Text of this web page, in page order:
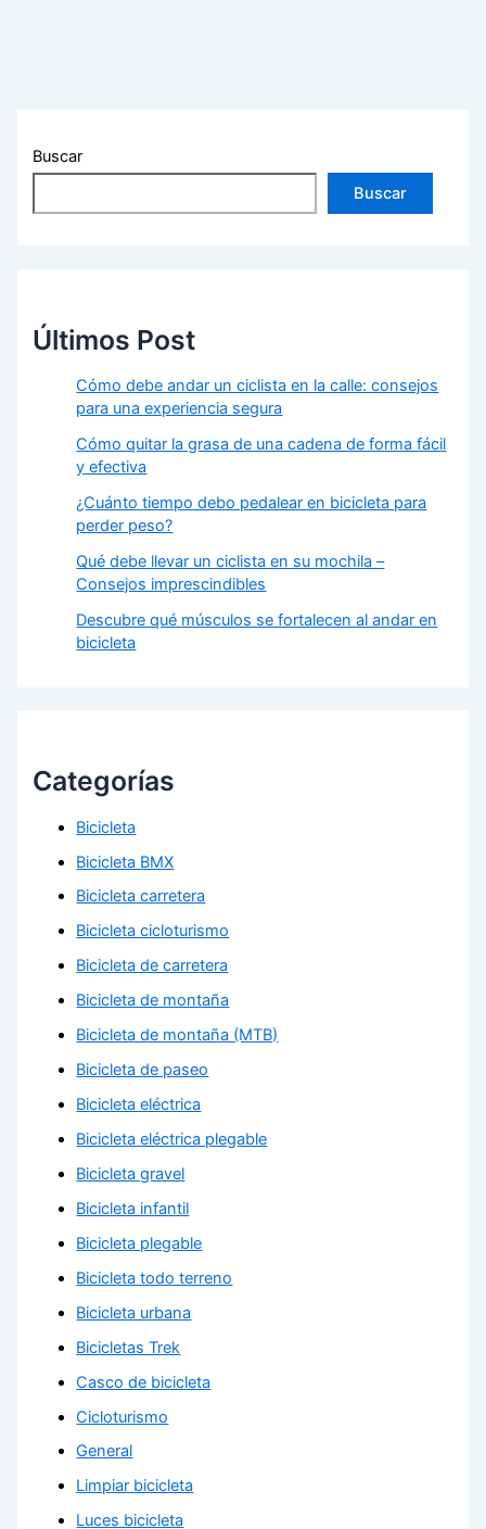
Buscar
Buscar
Últimos Post
Cómo debe andar un ciclista en la calle: consejos
para una experiencia segura
Cómo quitar la grasa de una cadena de forma fácil
y efectiva
¿Cuánto tiempo debo pedalear en bicicleta para
perder peso?
Qué debe llevar un ciclista en su mochila –
Consejos imprescindibles
Descubre qué músculos se fortalecen al andar en
bicicleta
Categorías
Bicicleta
Bicicleta BMX
Bicicleta carretera
Bicicleta cicloturismo
Bicicleta de carretera
Bicicleta de montaña
Bicicleta de montaña (MTB)
Bicicleta de paseo
Bicicleta eléctrica
Bicicleta eléctrica plegable
Bicicleta gravel
Bicicleta infantil
Bicicleta plegable
Bicicleta todo terreno
Bicicleta urbana
Bicicletas Trek
Casco de bicicleta
Cicloturismo
General
Limpiar bicicleta
Luces bicicleta